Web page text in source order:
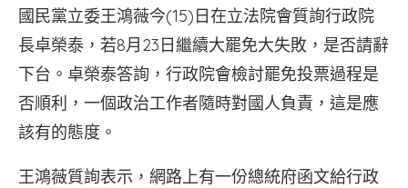
國民黨立委王鴻薇今(15)日在立法院會質詢行政院
長卓榮泰，若8月23日繼續大罷免大失敗，是否請辭
下台。卓榮泰答詢，行政院會檢討罷免投票過程是
否順利，一個政治工作者隨時對國人負責，這是應
該有的態度。
王鴻薇質詢表示，網路上有一份總統府函文給行政